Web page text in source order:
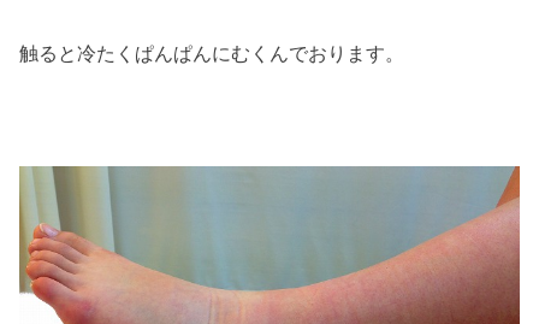
触ると冷たくぱんぱんにむくんでおります。